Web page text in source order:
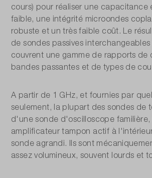
cours) pour réaliser une capacitance
faible, une intégrité microondes
robuste et un très faible coût. Le
de sondes passives
couvrent une gamme de rapports de
bandes passantes et de types de
A partir de 1 GHz, et fournies par
seulement, la plupart des sondes de
d'une sonde d'oscilloscope familière,
amplificateur tampon actif à
sonde agrandi. Ils sont
assez volumineux, souvent lourds et